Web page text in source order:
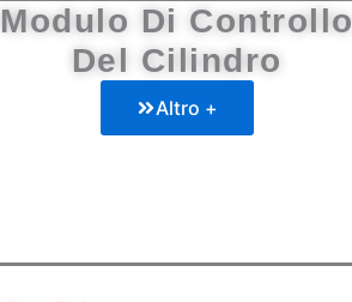
Modulo Di Controllo
Del Cilindro
Altro +